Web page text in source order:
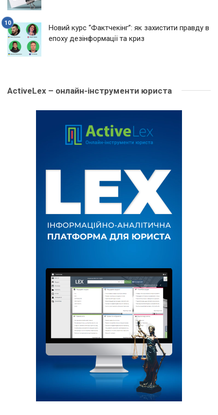
Новий курс “Фактчекінг”: як захистити правду в
епоху дезінформації та криз
ActiveLex – онлайн-інструменти юриста